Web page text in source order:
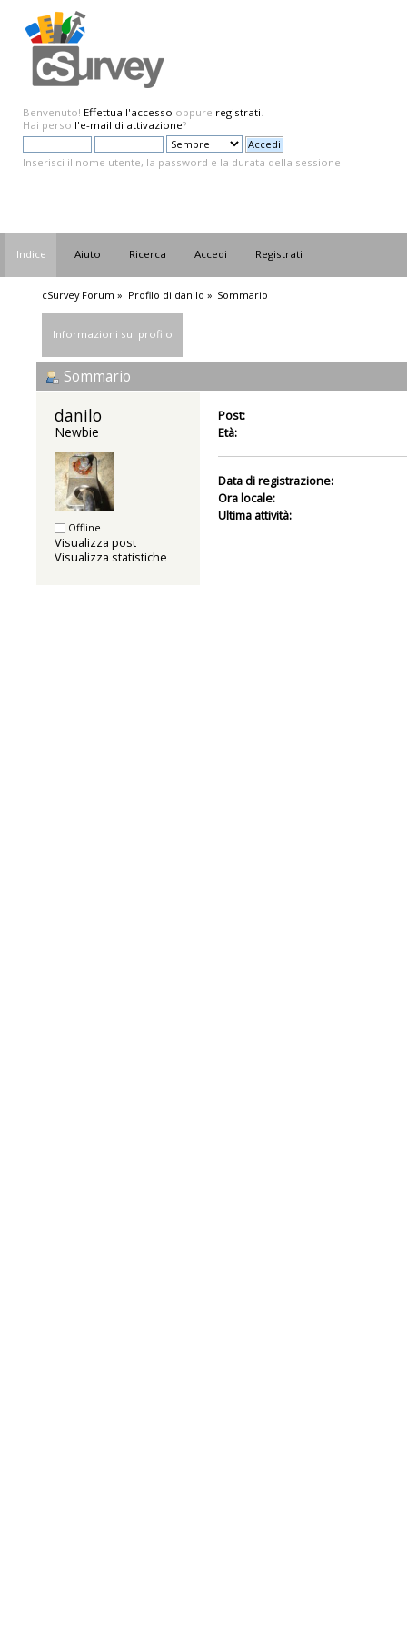
Benvenuto! Effettua l'accesso oppure registrati.
Hai perso l'e-mail di attivazione?
Inserisci il nome utente, la password e la durata della sessione.
Indice Aiuto Ricerca Accedi Registrati
cSurvey Forum » Profilo di danilo » Sommario
Informazioni sul profilo
Sommario
danilo
Newbie
Offline
Visualizza post
Visualizza statistiche
Post:
Età:
Data di registrazione:
Ora locale:
Ultima attività: